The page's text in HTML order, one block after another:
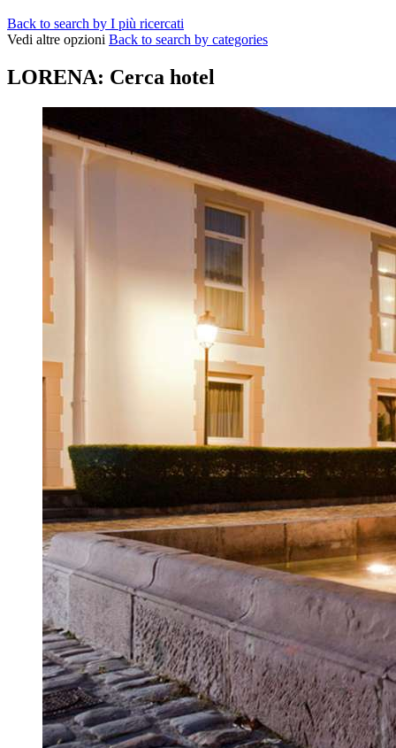
Back to search by I più ricercati
Vedi altre opzioni Back to search by categories
LORENA: Cerca hotel